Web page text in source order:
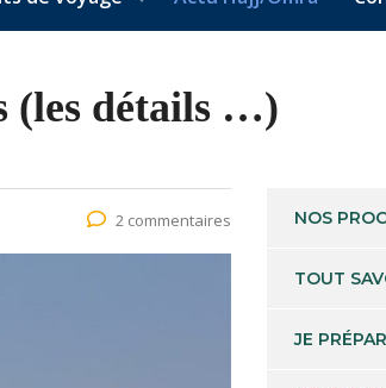
(les détails …)
2 commentaires NOS
TOUT
JE